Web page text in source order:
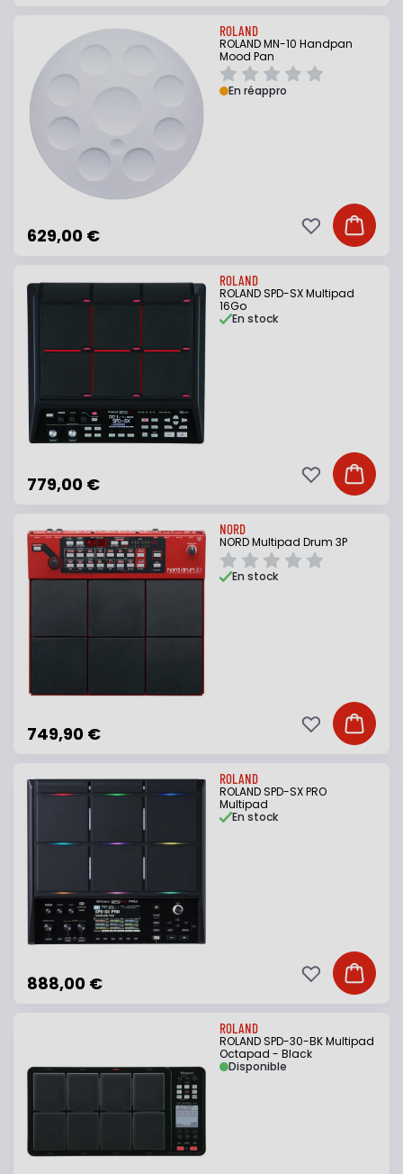
ROLAND
ROLAND MN-10 Handpan
Mood Pan
629,00 €
En réappro
Ajouter
Ajouter à ma
ROLAND
ROLAND SPD-SX Multipad
16Go
779,00 €
En stock
Ajouter
Ajouter à ma
NORD
NORD Multipad Drum 3P
749,90 €
En stock
Ajouter
Ajouter à ma
ROLAND
ROLAND SPD-SX PRO
Multipad
888,00 €
En stock
Ajouter
Ajouter à ma
ROLAND
ROLAND SPD-30-BK Multipad
Octapad - Black
Disponible